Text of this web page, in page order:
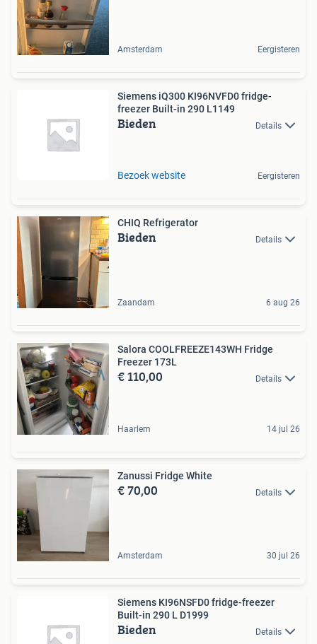
Amsterdam Eergisteren
Siemens iQ300 KI96NVFD0 fridge-
freezer Built-in 290 L1149
Bieden Details
Bezoek website Eergisteren
CHIQ Refrigerator
Bieden Details
Zaandam 6 aug 26
Salora COOLFREEZE143WH Fridge
Freezer 173L
€ 110,00 Details
Haarlem 14 jul 26
Zanussi Fridge White
€ 70,00 Details
Amsterdam 30 jul 26
Siemens KI96NSFD0 fridge-freezer
Built-in 290 L D1999
Bieden Details